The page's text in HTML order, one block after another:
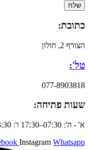
שלח
כתובת:
הצורף 2, חולון
טל':
077-8903818
שעות פתיחה:
א' - ה': 07:30–17:30 ו': 07:30-13:30
Instagram Whatsapp